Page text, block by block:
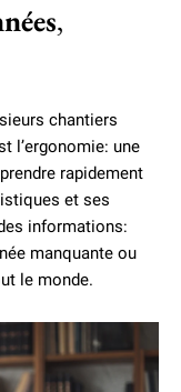
,
chantiers
l’ergonomie: une
rapidement
et ses
informations:
manquante ou
le monde.